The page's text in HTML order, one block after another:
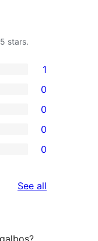
stars.
1
0
0
0
0
See all